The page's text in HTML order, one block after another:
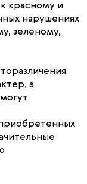
красному и
нарушениях
зеленому,
а